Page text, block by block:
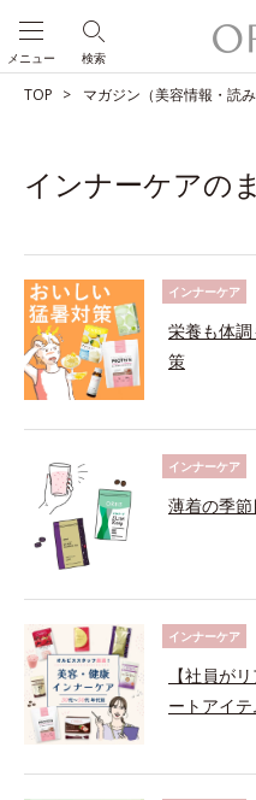
検索
メニュー
TOP マガジン（美容情報・読み
インナーケアの
インナーケア
栄養も体
策
インナーケア
薄着の季
インナーケア
【社員が
ートアイ